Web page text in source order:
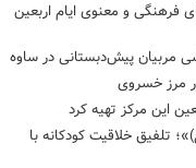
فرهنگی و معنوی ایام اربعین
مربیان پیش‌دبستانی در ساوه
مرز خسروی
این مرکز تهیه کرد
تلفیق خلاقیت کودکانه با